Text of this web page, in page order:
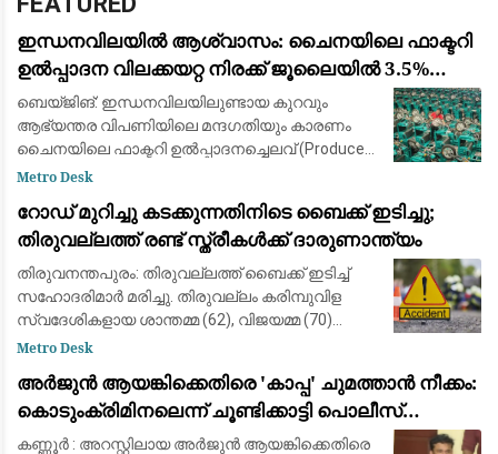
ഇന്ധനവിലയിൽ ആശ്വാസം: ചൈനയിലെ ഫാക്ടറി
ഉൽപ്പാദന വിലക്കയറ്റ നിരക്ക് ജൂലൈയിൽ 3.5%
ആയി കുറഞ്ഞു
ബെയ്‌ജിങ്: ഇന്ധനവിലയിലുണ്ടായ കുറവും
ആഭ്യന്തര വിപണിയിലെ മന്ദഗതിയും കാരണം
ചൈനയിലെ ഫാക്ടറി ഉൽപ്പാദനച്ചെലവ് (Producer
Price Index / Factory-gate prices) വളർച്ചാനിരക്ക്
Metro Desk
റോഡ് മുറിച്ചു കടക്കുന്നതിനിടെ ബൈക്ക് ഇടിച്ചു;
തിരുവല്ലത്ത് രണ്ട് സ്ത്രീകള്‍ക്ക് ദാരുണാന്ത്യം
തിരുവനന്തപുരം: തിരുവല്ലത്ത് ബൈക്ക് ഇടിച്ച്
സഹോദരിമാര്‍ മരിച്ചു. തിരുവല്ലം കരിമ്പുവിള
സ്വദേശികളായ ശാന്തമ്മ (62), വിജയമ്മ (70)
എന്നിവരാണ് മരിച്ചത്. ഇന്ന് രാവിലെ തിരുവല്ലം
Metro Desk
അർജുൻ ആയങ്കിക്കെതിരെ 'കാപ്പ' ചുമത്താൻ നീക്കം:
കൊടുംക്രിമിനലെന്ന് ചൂണ്ടിക്കാട്ടി പൊലീസ്
റിപ്പോർട്ട് നൽകും
കണ്ണൂർ : അറസ്റ്റിലായ അർജുൻ ആയങ്കിക്കെതിരെ